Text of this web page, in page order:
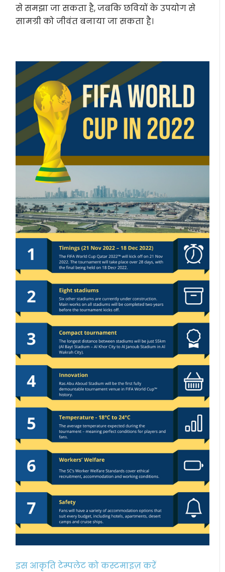
से समझा जा सकता है, जबकि छवियों के उपयोग से
सामग्री को जीवंत बनाया जा सकता है।
इस आकृति टेम्पलेट को कस्टमाइज़ करें